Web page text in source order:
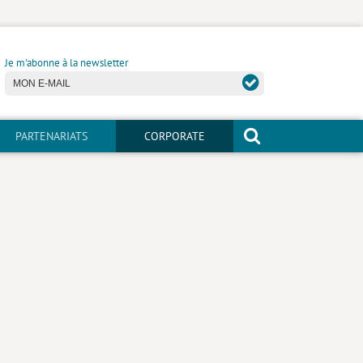
Je m'abonne à la newsletter
PARTENARIATS CORPORATE